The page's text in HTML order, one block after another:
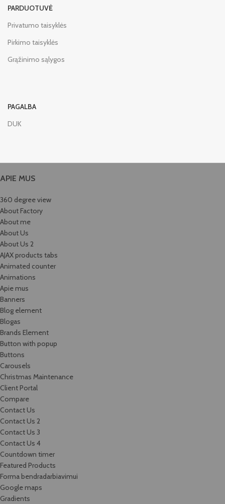
PARDUOTUVĖ
Privatumo taisyklės
Pirkimo taisyklės
Grąžinimo sąlygos
PAGALBA
DUK
APIE MUS
360 degree view
About Factory
About me
About Us
About Us 2
AJAX products tabs
Animated counter
Animations
Apie mus
Banners
Blog element
Blogas
Brands Element
Button with popup
Buttons
Carousels
Christmas Maintenance
Client Portal
Compare
Contact Us
Contact Us 2
Contact Us 3
Contact Us 4
Countdown timer
Featured Products
Forma bendradarbiavimui
Google maps
Gradients